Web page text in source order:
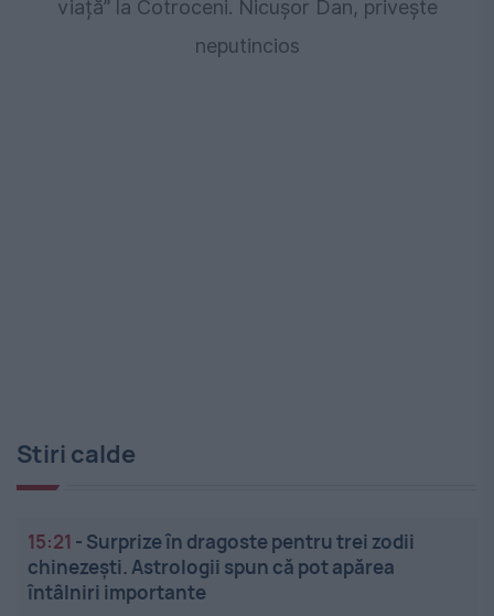
viață” la Cotroceni. Nicușor Dan, privește
neputincios
Stiri calde
15:21 - Surprize în dragoste pentru trei zodii
chinezești. Astrologii spun că pot apărea
întâlniri importante